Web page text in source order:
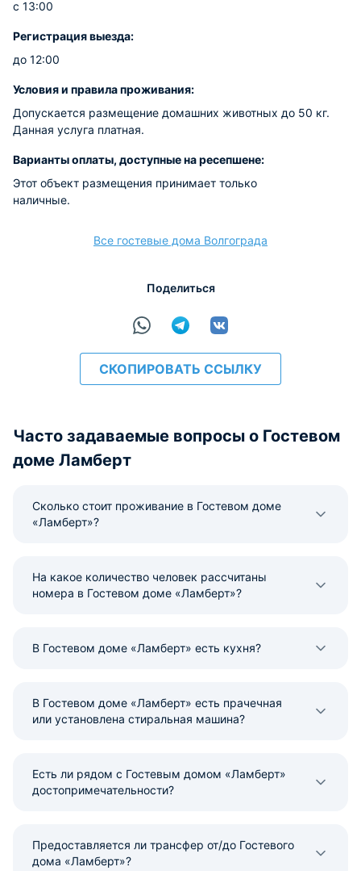
с 13:00
Регистрация выезда:
до 12:00
Условия и правила проживания:
Допускается размещение домашних животных до 50 кг.
Данная услуга платная.
Варианты оплаты, доступные на ресепшене:
Этот объект размещения принимает только
наличные.
Все гостевые дома Волгограда
Поделиться
СКОПИРОВАТЬ ССЫЛКУ
Часто задаваемые вопросы о Гостевом
доме Ламберт
Сколько стоит проживание в Гостевом доме
«Ламберт»?
На какое количество человек рассчитаны
номера в Гостевом доме «Ламберт»?
В Гостевом доме «Ламберт» есть кухня?
В Гостевом доме «Ламберт» есть прачечная
или установлена стиральная машина?
Есть ли рядом с Гостевым домом «Ламберт»
достопримечательности?
Предоставляется ли трансфер от/до Гостевого
дома «Ламберт»?